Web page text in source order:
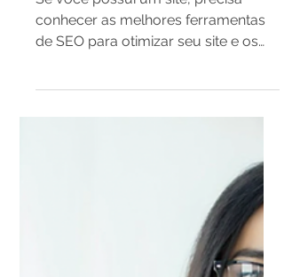
impulsionar seu site
Se você possui um site, precisa
de SEO para otimizar seu site e os
seus resultados no Google, Bing